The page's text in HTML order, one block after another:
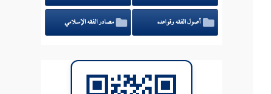
أصول الفقه وقواعده مصادر الفقه الإسلامي